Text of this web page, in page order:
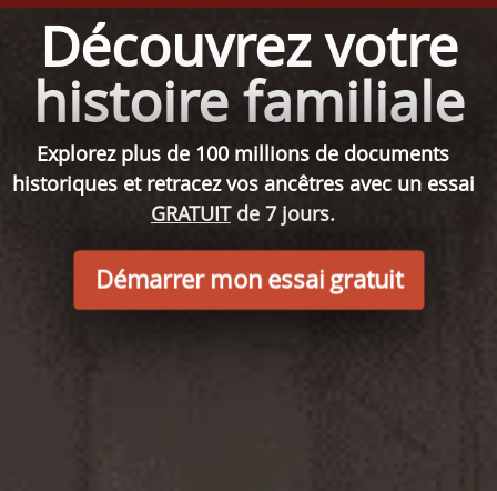
Découvrez votre
histoire familiale
Explorez plus de 100 millions de documents
historiques et retracez vos ancêtres avec un essai
GRATUITde 7 jours.
Démarrer mon essai gratuit